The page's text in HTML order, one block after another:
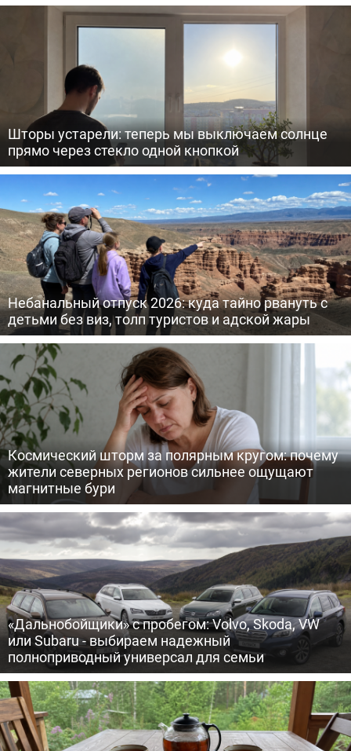
Шторы устарели: теперь мы выключаем солнце
прямо через стекло одной кнопкой
Небанальный отпуск 2026: куда тайно рвануть с
детьми без виз, толп туристов и адской жары
Космический шторм за полярным кругом: почему
жители северных регионов сильнее ощущают
магнитные бури
«Дальнобойщики» с пробегом: Volvo, Skoda, VW
или Subaru - выбираем надежный
полноприводный универсал для семьи